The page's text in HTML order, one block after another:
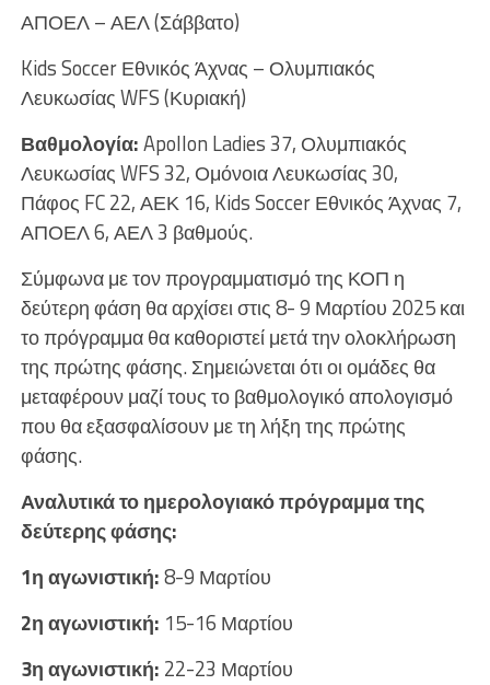
ΑΠΟΕΛ – ΑΕΛ (Σάββατο)
Kids Soccer Εθνικός Άχνας – Ολυμπιακός
Λευκωσίας WFS (Κυριακή)
Βαθμολογία:Apollon Ladies 37, Ολυμπιακός
Λευκωσίας WFS 32, Ομόνοια Λευκωσίας 30,
Πάφος FC 22, ΑΕΚ 16, Kids Soccer Εθνικός Άχνας 7,
ΑΠΟΕΛ 6, ΑΕΛ 3 βαθμούς.
Σύμφωνα με τον προγραμματισμό της ΚΟΠ η
δεύτερη φάση θα αρχίσει στις 8- 9 Μαρτίου 2025 και
το πρόγραμμα θα καθοριστεί μετά την ολοκλήρωση
της πρώτης φάσης. Σημειώνεται ότι οι ομάδες θα
μεταφέρουν μαζί τους το βαθμολογικό απολογισμό
που θα εξασφαλίσουν με τη λήξη της πρώτης
φάσης.
Αναλυτικά το ημερολογιακό πρόγραμμα της
δεύτερης φάσης:
1η αγωνιστική:8-9 Μαρτίου
2η αγωνιστική: 15-16 Μαρτίου
3η αγωνιστική: 22-23 Μαρτίου